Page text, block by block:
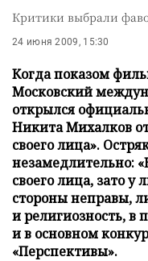
Критики выбрали
24 июня 2009, 15:30
Когда показом
Московский
открылся
Никита Михалков
своего лица».
незамедлительно:
своего лица, зато у
стороны неправы,
и религиозность, в
и в основном
«Перспективы».